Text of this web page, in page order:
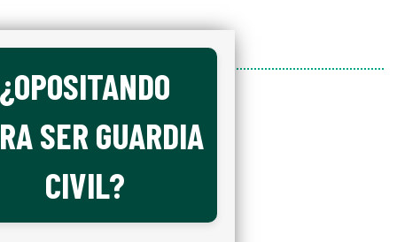
¿OPOSITANDO
SER GUARDIA
CIVIL?